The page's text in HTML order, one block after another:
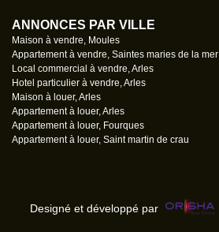
ANNONCES PAR VILLE
Maison à vendre, Moules
Appartement à vendre, Saintes maries de la mer
Local commercial à vendre, Arles
Hotel particulier à vendre, Arles
Maison à louer, Arles
Appartement à louer, Arles
Appartement à louer, Fourques
Appartement à louer, Saint martin de crau
Designé et développé par